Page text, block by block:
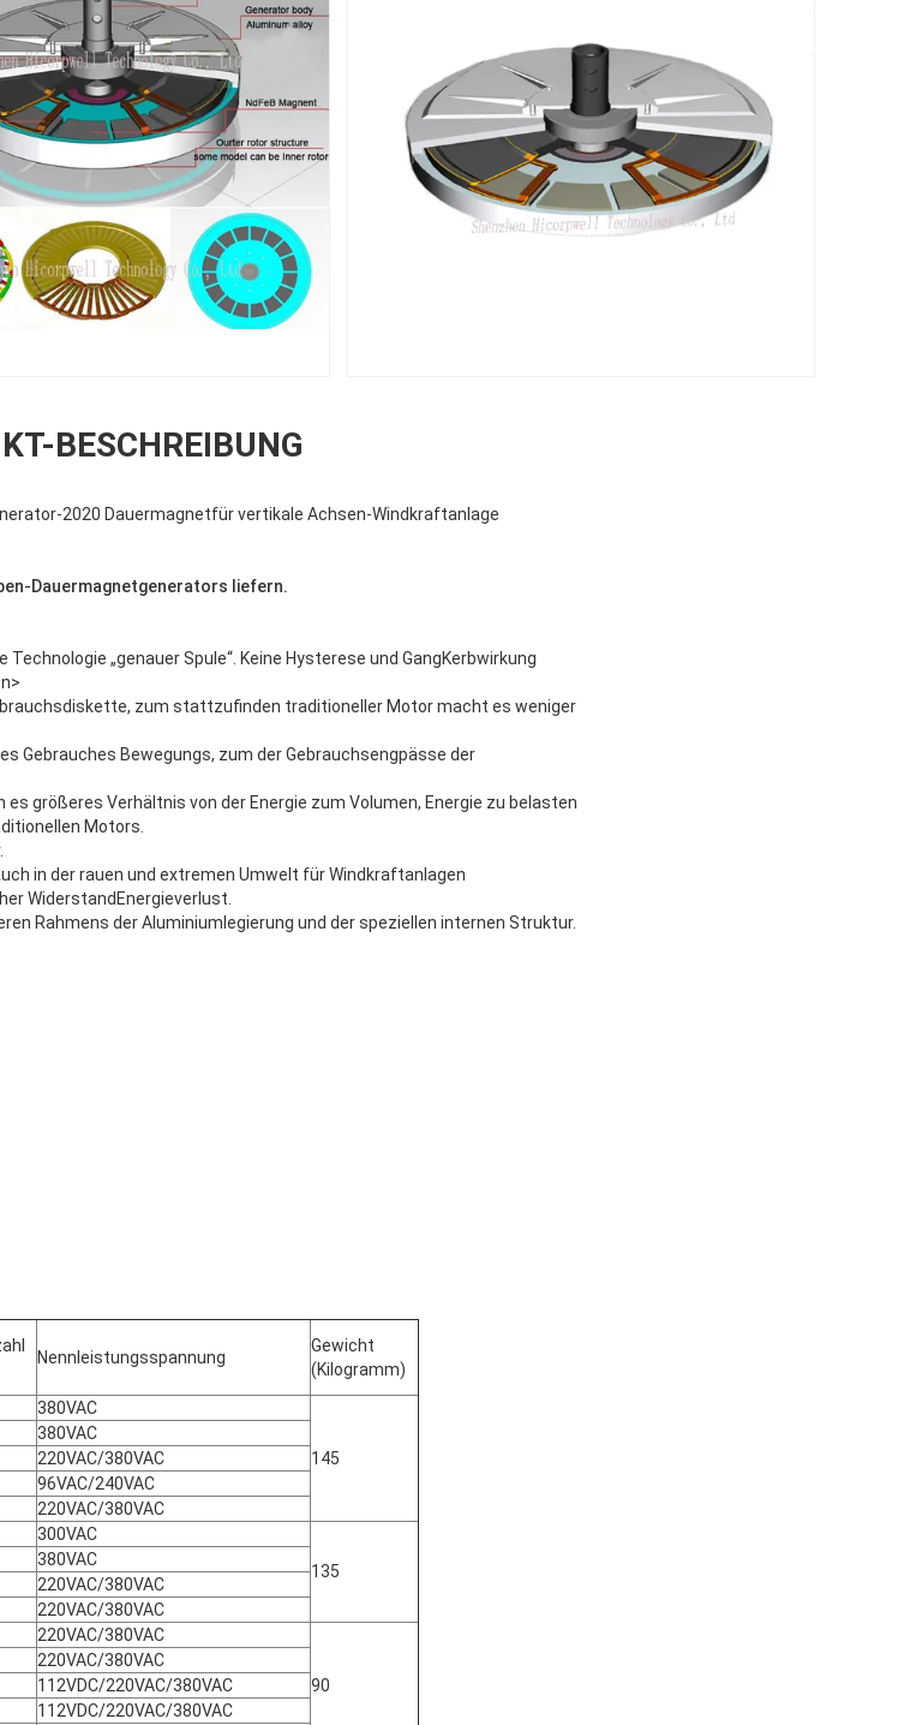
BESCHREIBUNG
2020 Dauermagnetfür vertikale Achsen-Windkraftanlage
Dauermagnetgenerators liefern.
„genauer Spule“. Keine Hysterese und GangKerbwirkung
zum stattzufinden traditioneller Motor macht es weniger
Gebrauches Bewegungs, zum der Gebrauchsengpässe der
größeres Verhältnis von der Energie zum Volumen, Energie zu belasten
Motors.
in der rauen und extremen Umwelt für Windkraftanlagen
WiderstandEnergieverlust.
Rahmens der Aluminiumlegierung und der speziellen internen Struktur.
Nennleistungsspannung
Gewicht
(Kilogramm)
380VAC
145
380VAC
220VAC/380VAC
96VAC/240VAC
220VAC/380VAC
300VAC
135
380VAC
220VAC/380VAC
220VAC/380VAC
220VAC/380VAC
90
220VAC/380VAC
112VDC/220VAC/380VAC
112VDC/220VAC/380VAC